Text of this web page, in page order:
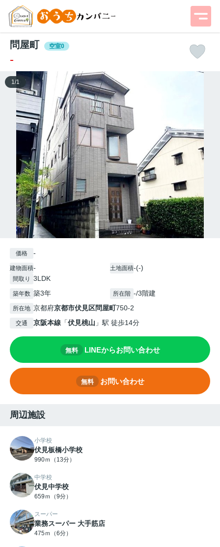
問屋町 空室0
-
1 /1
価格 -
建物面積- 土地面積-(-)
間取り 3LDK
築年数 築3年 所在階 -/3階建
所在地 京都府京都市伏見区問屋町750-2
交通 京阪本線 「伏見桃山 」駅 徒歩14分
無料 LINEからお問い合わせ
無料 お問い合わせ
周辺施設
小学校
伏見板橋小学校
990ｍ（13分）
中学校
伏見中学校
659ｍ（9分）
スーパー
業務スーパー 大手筋店
475ｍ（6分）